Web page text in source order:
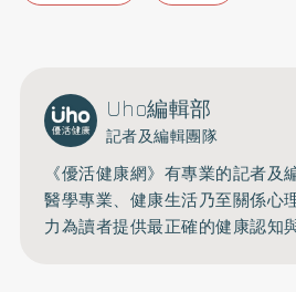
Uho編輯部
記者及編輯團隊
《優活健康網》有專業的記者及
醫學專業、健康生活乃至關係心
力為讀者提供最正確的健康認知